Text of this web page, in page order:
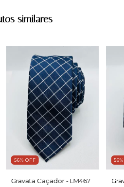
similares
56% OFF
Gravata Caçador - LM467
56